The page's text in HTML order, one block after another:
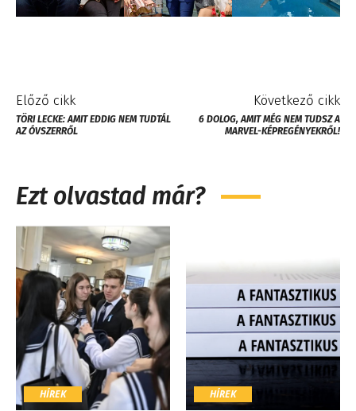
Előző cikk
TÖRI LECKE: AMIT EDDIG NEM TUDTÁL
AZ ÓVSZERRŐL
Következő cikk
6 DOLOG, AMIT MÉG NEM TUDSZ A
MARVEL-KÉPREGÉNYEKRŐL!
Ezt olvastad már?
HÍREK HÍREK